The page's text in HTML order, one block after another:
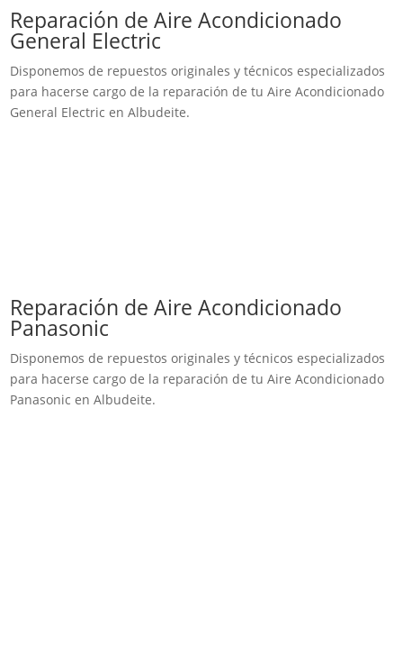
Reparación de Aire Acondicionado
General Electric
Disponemos de repuestos originales y técnicos especializados
para hacerse cargo de la reparación de tu Aire Acondicionado
General Electric en Albudeite.
Reparación de Aire Acondicionado
Panasonic
Disponemos de repuestos originales y técnicos especializados
para hacerse cargo de la reparación de tu Aire Acondicionado
Panasonic en Albudeite.